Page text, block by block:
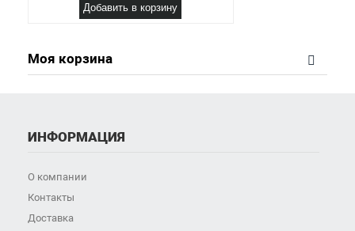
Добавить в корзину
Моя корзина
ИНФОРМАЦИЯ
О компании
Контакты
Доставка